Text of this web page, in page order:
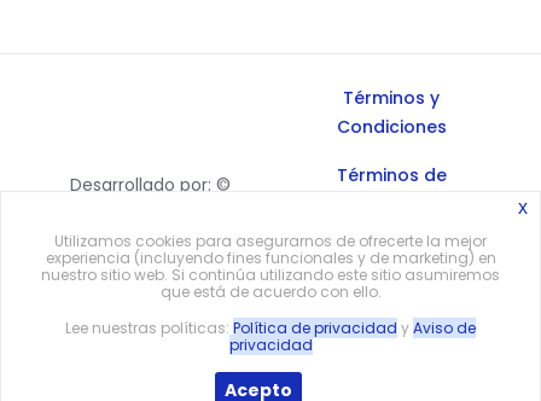
Desarrollado por: ©
derechos reservados,
2026.
Términos y
Condiciones
Términos de
Política de
Privacidad
Volver arriba
Utilizamos cookies para asegurarnos de ofrecerte la mejor
experiencia (incluyendo fines funcionales y de marketing) en
nuestro sitio web. Si continúa utilizando este sitio asumiremos
que está de acuerdo con ello.
Lee nuestras políticas: Política de privacidad yAviso de
privacidad
Acepto
x